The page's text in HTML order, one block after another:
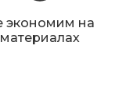
экономим на
материалах